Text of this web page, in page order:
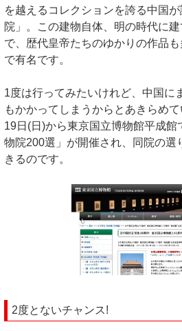
を越えるコレクションを誇る中国
院」。この建物自体、明の時代に
で、歴代皇帝たちのゆかりの作品
で有名です。
1度は行ってみたいけれど、中国に
もかかってしまうからとあきらめ
19日(日)から東京国立博物館平成
物院200選」が開催され、同院の選
きるのです。
2度とないチャンス!